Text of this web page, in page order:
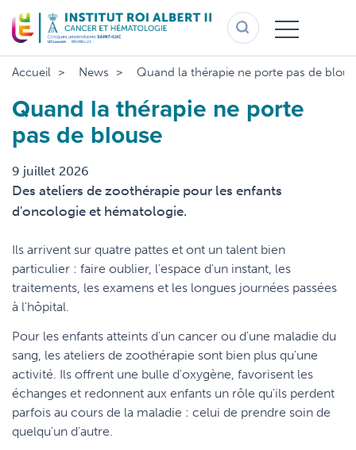
au
contenu
principal
Accueil News Quand la thérapie ne porte pas de
Quand la thérapie ne porte
pas de blouse
9 juillet 2026
Des ateliers de zoothérapie pour les enfants
d'oncologie et hématologie.
Ils arrivent sur quatre pattes et ont un talent bien
particulier : faire oublier, l'espace d'un instant, les
traitements, les examens et les longues journées passées
à l'hôpital.
Pour les enfants atteints d'un cancer ou d'une maladie du
sang, les ateliers de zoothérapie sont bien plus qu'une
activité. Ils offrent une bulle d'oxygène, favorisent les
échanges et redonnent aux enfants un rôle qu'ils perdent
parfois au cours de la maladie : celui de prendre soin de
quelqu'un d'autre.